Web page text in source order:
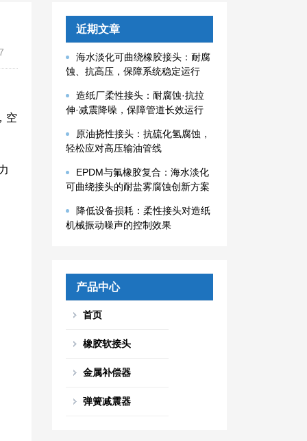
空
近期文章
海水淡化可曲绕橡胶接头：耐腐
蚀、抗高压，保障系统稳定运行
造纸厂柔性接头：耐腐蚀·抗拉
伸·减震降噪，保障管道长效运行
原油挠性接头：抗硫化氢腐蚀，
轻松应对高压输油管线
EPDM与氟橡胶复合：海水淡化
可曲绕接头的耐盐雾腐蚀创新方案
降低设备损耗：柔性接头对造纸
机械振动噪声的控制效果
产品中心
首页
橡胶软接头
金属补偿器
弹簧减震器